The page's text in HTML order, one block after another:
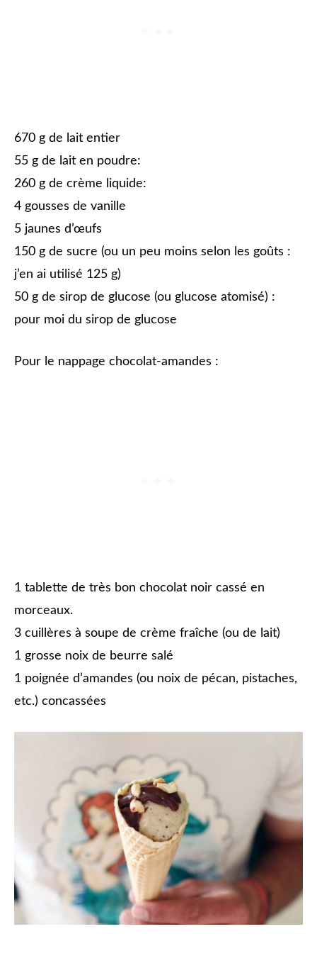
670 g de lait entier
55 g de lait en poudre:
260 g de crème liquide:
4 gousses de vanille
5 jaunes d’œufs
150 g de sucre (ou un peu moins selon les goûts :
j’en ai utilisé 125 g)
50 g de sirop de glucose (ou glucose atomisé) :
pour moi du sirop de glucose
Pour le nappage chocolat-amandes :
1 tablette de très bon chocolat noir cassé en
morceaux.
3 cuillères à soupe de crème fraîche (ou de lait)
1 grosse noix de beurre salé
1 poignée d’amandes (ou noix de pécan, pistaches,
etc.) concassées